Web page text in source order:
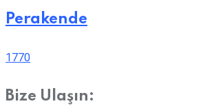
Perakende
1770
Bize Ulaşın: